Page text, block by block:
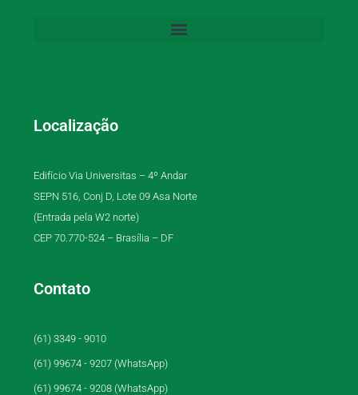
Localização
Edifício Via Universitas – 4º Andar
SEPN 516, Conj D, Lote 09 Asa Norte
(Entrada pela W2 norte)
CEP 70.770-524 – Brasília – DF
Contato
(61) 3349 - 9010
(61) 99674 - 9207 (WhatsApp)
(61) 99674 - 9208 (WhatsApp)